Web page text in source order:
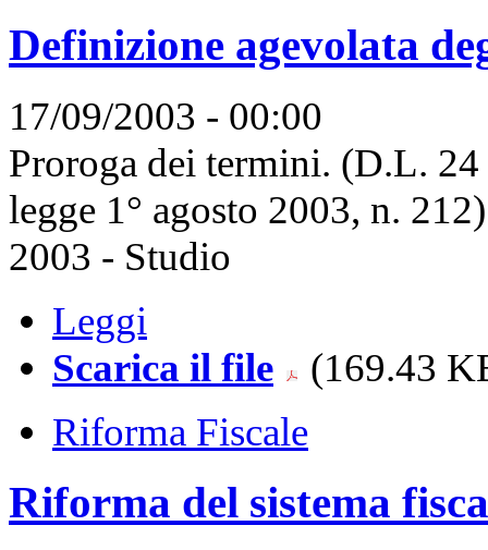
Definizione agevolata
17/09/2003 - 00:00
Proroga dei termini. (D.L.
legge 1° agosto 2003, n.
2003 - Studio
Leggi
Scarica il file
(169.43
Riforma Fiscale
Riforma del sistema